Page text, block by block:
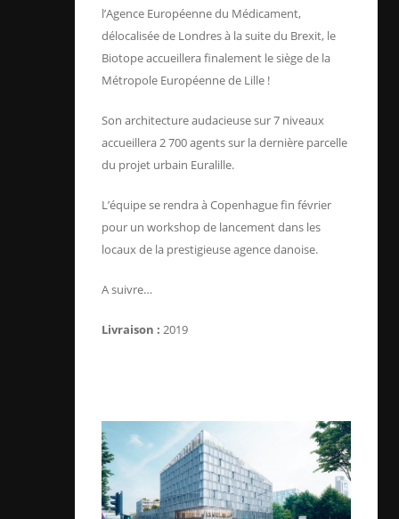
l’Agence Européenne du Médicament,
délocalisée de Londres à la suite du Brexit, le
Biotope accueillera finalement le siège de la
Métropole Européenne de Lille !
Son architecture audacieuse sur 7 niveaux
accueillera 2 700 agents sur la dernière parcelle
du projet urbain Euralille.
L’équipe se rendra à Copenhague fin février
pour un workshop de lancement dans les
locaux de la prestigieuse agence danoise.
A suivre…
Livraison : 2019